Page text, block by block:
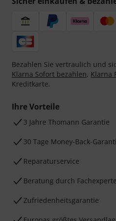
Bezahlen Sie vertraulich und
Klarna Sofort bezahlen, Klarna
Kreditkarte.
Ihre Vorteile
3 Jahre Thomann Garantie
30 Tage Money-Back-
Reparaturservice
Beratung durch
Zufriedenheitsgarantie